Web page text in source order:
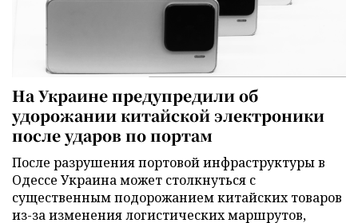
На Украине предупредили об
удорожании китайской электроники
после ударов по портам
После разрушения портовой инфраструктуры в
Одессе Украина может столкнуться с
существенным подорожанием китайских товаров
из-за изменения логистических маршрутов,